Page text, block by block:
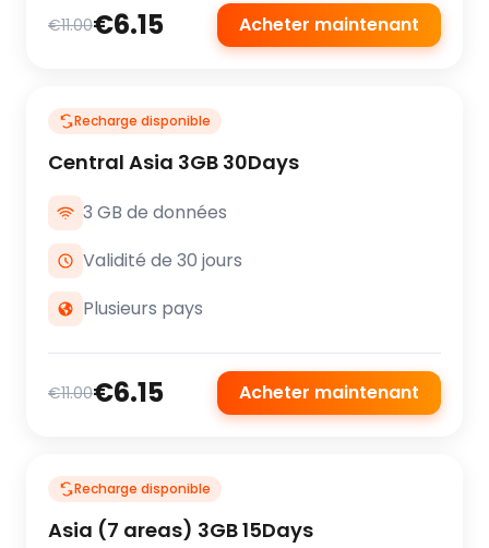
€11.00€6.15 Acheter maintenant
Recharge disponible
Central Asia 3GB 30Days
3 GB de données
Validité de 30 jours
Plusieurs pays
€11.00€6.15 Acheter maintenant
Recharge disponible
Asia (7 areas) 3GB 15Days